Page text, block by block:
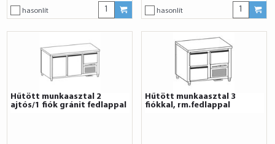
hasonlít hasonlít
Hűtött munkaasztal 2
ajtós/1 fiók gránit fedlappal
Hűtött munkaasztal 3
fiókkal, rm.fedlappal